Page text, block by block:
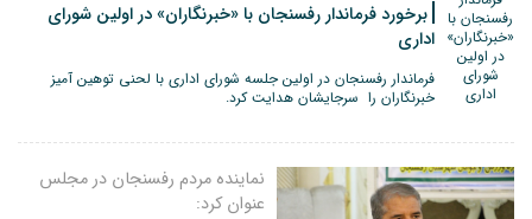
برخورد فرماندار رفسنجان با «خبرنگاران» در اولین شورای
اداری
فرماندار رفسنجان در اولین جلسه شورای اداری با لحنی توهین آمیز
خبرنگاران را سرجایشان هدایت کرد.
نماینده مردم رفسنجان در مجلس
عنوان کرد: